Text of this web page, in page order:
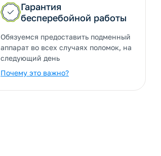
Гарантия
бесперебойной работы
Обязуемся предоставить подменный
аппарат во всех случаях поломок, на
следующий день
Почему это важно?